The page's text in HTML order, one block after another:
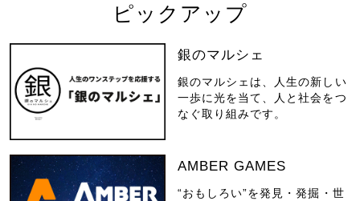
ピックアップ
銀のマルシェ
銀のマルシェは、人生の新しい
一歩に光を当て、人と社会をつ
なぐ取り組みです。
AMBER GAMES
“おもしろい”を発見・発掘・世